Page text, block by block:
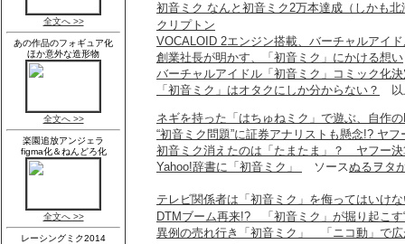
初音ミク なんと初音ミク2万本達成（しかも北
クリプトン
VOCALOID 2エンジン搭載、バーチャルアイ
創業社長が明かす、「初音ミク」にかける想い
バーチャルアイドル「初音ミク」コミック化
「初音ミク」はオタクにしか分からない？
以
ネギを持った「はちゅねミク」で遊ぶ、自作
“初音ミク問題”に証券アナリストも懸念!? ヤ
初音ミク消えたのは「たまたま」？ ヤフー
Yahoo!辞書に「初音ミク」
ソースぬるヲタ
テレビ関係者は「初音ミク」を侮ってはいけ
DTMブーム再来!? 「初音ミク」が掘り起こす
異例の売れ行き「初音ミク」 「ニコ動」で